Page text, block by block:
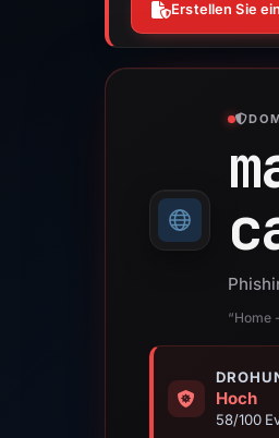
Erstellen Sie
“Home
Hoch
58/100